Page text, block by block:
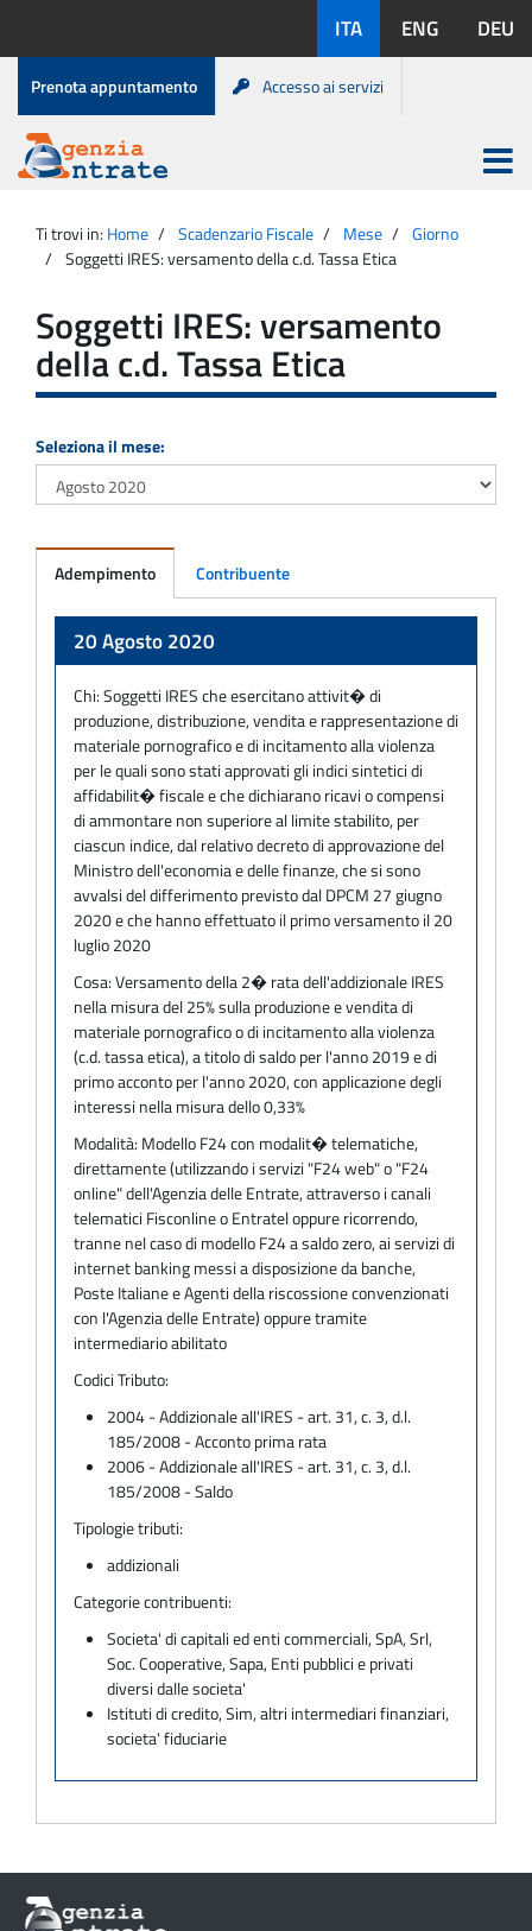
contenuto
disponibili:
ITA ENG DEU
Menu
di
servizio
Prenota appuntamento Accesso ai servizi
Agenzia
Entrate
Apri
menu
principale
Ti trovi in: Home Scadenzario Fiscale Mese
Giorno
Soggetti IRES: versamento della c.d. Tassa Etica
Soggetti IRES: versamento
della c.d. Tassa Etica
Seleziona il mese:
Adempimento Contribuente
20 Agosto 2020
Chi:Soggetti IRES che esercitano attivit� di
produzione, distribuzione, vendita e rappresentazione di
materiale pornografico e di incitamento alla violenza
per le quali sono stati approvati gli indici sintetici di
affidabilit� fiscale e che dichiarano ricavi o compensi
di ammontare non superiore al limite stabilito, per
ciascun indice, dal relativo decreto di approvazione del
Ministro dell'economia e delle finanze, che si sono
avvalsi del differimento previsto dal DPCM 27 giugno
2020 e che hanno effettuato il primo versamento il 20
luglio 2020
Cosa:Versamento della 2� rata dell'addizionale IRES
nella misura del 25% sulla produzione e vendita di
materiale pornografico o di incitamento alla violenza
(c.d. tassa etica), a titolo di saldo per l'anno 2019 e di
primo acconto per l'anno 2020, con applicazione degli
interessi nella misura dello 0,33%
Modalità: Modello F24 con modalit� telematiche,
direttamente (utilizzando i servizi "F24 web" o "F24
online" dell'Agenzia delle Entrate, attraverso i canali
telematici Fisconline o Entratel oppure ricorrendo,
tranne nel caso di modello F24 a saldo zero, ai servizi di
internet banking messi a disposizione da banche,
Poste Italiane e Agenti della riscossione convenzionati
con l'Agenzia delle Entrate) oppure tramite
intermediario abilitato
Codici Tributo:
2004 - Addizionale all'IRES - art. 31, c. 3, d.l.
185/2008 - Acconto prima rata
2006 - Addizionale all'IRES - art. 31, c. 3, d.l.
185/2008 - Saldo
Tipologie tributi:
addizionali
Categorie contribuenti:
Societa' di capitali ed enti commerciali, SpA, Srl,
Soc. Cooperative, Sapa, Enti pubblici e privati
diversi dalle societa'
Istituti di credito, Sim, altri intermediari finanziari,
societa' fiduciarie
Informazioni